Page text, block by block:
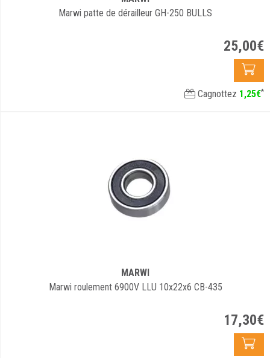
Marwi patte de dérailleur GH-250 BULLS
25,00€
Cagnottez 1,25€*
MARWI
Marwi roulement 6900V LLU 10x22x6 CB-435
17,30€